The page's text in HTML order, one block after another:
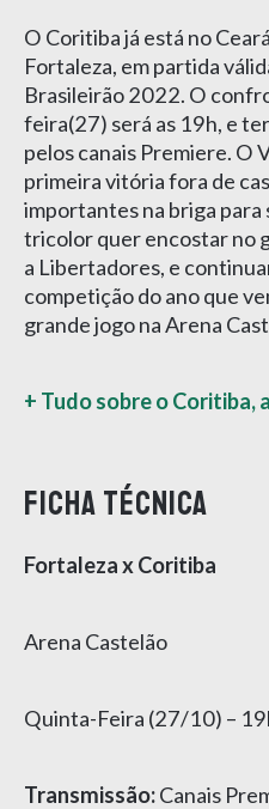
O Coritiba já está no
Fortaleza, em partida
Brasileirão 2022. O
feira(27) será as 19h, e
pelos canais Premiere. O
primeira vitória fora de
importantes na briga para
tricolor quer encostar no
a Libertadores, e
competição do ano que
grande jogo na Arena
+ Tudo sobre o Coritiba,
Ficha técnica
Fortaleza x Coritiba
Arena Castelão
Quinta-Feira (27/10) –
Transmissão:Canais